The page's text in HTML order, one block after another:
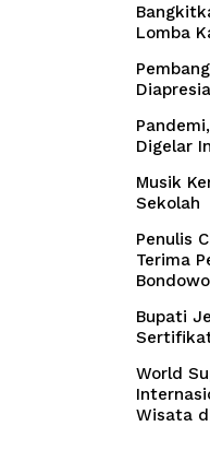
Lomba
Digelar
Musik
Sekolah
Penulis
Terima
Bupati
World
Wisata